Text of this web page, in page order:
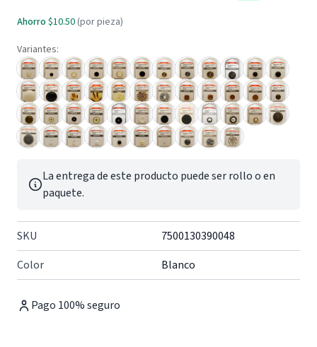
Ahorro $10.50 (por pieza)
Variantes:
La entrega de este producto puede ser rollo o en
paquete.
SKU
7500130390048
Color
Blanco
Pago 100% seguro